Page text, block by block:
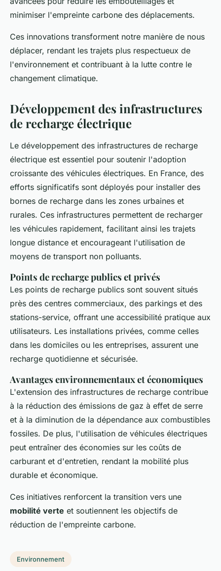
minimiser l'empreinte carbone des déplacements.
Ces innovations transforment notre manière de nous
déplacer, rendant les trajets plus respectueux de
l'environnement et contribuant à la lutte contre le
changement climatique.
Développement des infrastructures
de recharge électrique
Le développement des infrastructures de recharge
électrique est essentiel pour soutenir l'adoption
croissante des véhicules électriques. En France, des
efforts significatifs sont déployés pour installer des
bornes de recharge dans les zones urbaines et
rurales. Ces infrastructures permettent de recharger
les véhicules rapidement, facilitant ainsi les trajets
longue distance et encourageant l'utilisation de
moyens de transport non polluants.
Points de recharge publics et privés
Les points de recharge publics sont souvent situés
près des centres commerciaux, des parkings et des
stations-service, offrant une accessibilité pratique aux
utilisateurs. Les installations privées, comme celles
dans les domiciles ou les entreprises, assurent une
recharge quotidienne et sécurisée.
Avantages environnementaux et économiques
L'extension des infrastructures de recharge contribue
à la réduction des émissions de gaz à effet de serre
et à la diminution de la dépendance aux combustibles
fossiles. De plus, l'utilisation de véhicules électriques
peut entraîner des économies sur les coûts de
carburant et d'entretien, rendant la mobilité plus
durable et économique.
Ces initiatives renforcent la transition vers une
mobilité verte et soutiennent les objectifs de
réduction de l'empreinte carbone.
Environnement